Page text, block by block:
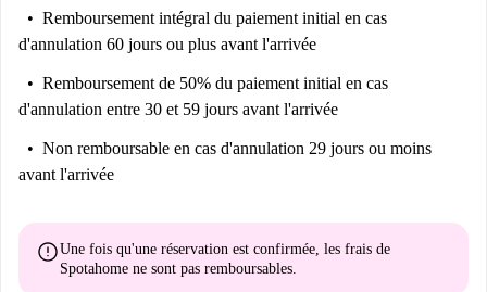
commun à portée de main. "
Aidez-moi à me décider…
Il s'agit d'un élégant appartement d'une chambre situé au 2ème étage de
la rue Pascalestraat, à Bruxelles. Il présente une palette de couleurs d'un
blanc éclatant, un mobilier à la mode et un magnifique patio.
Cette propriété est idéale pour un couple sur le pouce. Vous serez dans
restaurants et des lieux emblématiques comme le Parc du Cinquantenaire
à proximité.
Remboursement intégral du paiement initial en cas
d'annulation 60 jours ou plus avant l'arrivée
Remboursement de 50% du paiement initial en cas
d'annulation entre 30 et 59 jours avant l'arrivée
Non remboursable en cas d'annulation 29 jours ou moins
avant l'arrivée
errorUne fois qu'une réservation est confirmée, les frais de
Spotahome ne sont pas remboursables.